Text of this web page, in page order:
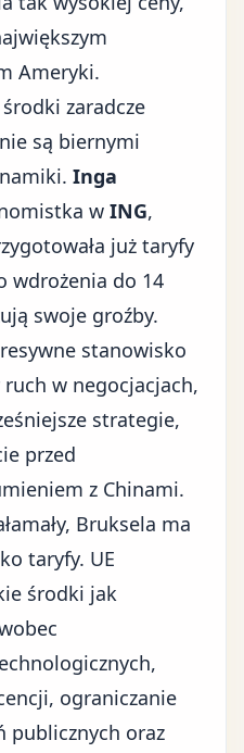
Ameryki.
zaradcze
są biernymi
Inga
w ING,
już taryfy
wdrożenia do 14
swoje groźby.
stanowisko
w negocjacjach,
strategie,
przed
z Chinami.
Bruksela ma
taryfy. UE
środki jak
ograniczanie
publicznych oraz